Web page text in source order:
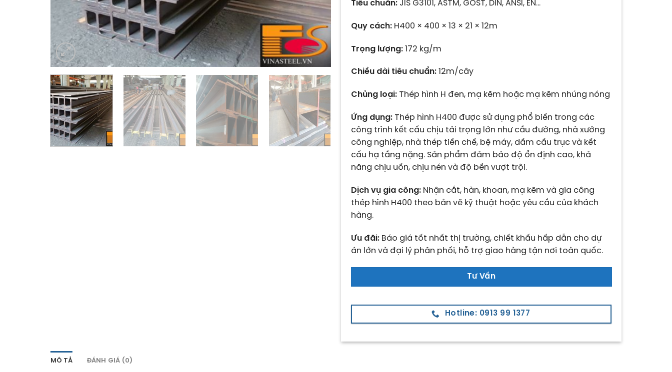
Tiêu chuẩn:JIS G3101, ASTM, GOST, DIN, ANSI, EN…
Quy cách:H400 × 400 × 13 × 21 × 12m
Trọng lượng:172 kg/m
Chiều dài tiêu chuẩn:12m/cây
Chủng loại:Thép hình H đen, mạ kẽm hoặc mạ kẽm nhúng nóng
Ứng dụng:Thép hình H400 được sử dụng phổ biến trong các
công trình kết cấu chịu tải trọng lớn như cầu đường, nhà xưởng
công nghiệp, nhà thép tiền chế, bệ máy, dầm cầu trục và kết
cấu hạ tầng nặng. Sản phẩm đảm bảo độ ổn định cao, khả
năng chịu uốn, chịu nén và độ bền vượt trội.
Dịch vụ gia công:Nhận cắt, hàn, khoan, mạ kẽm và gia công
thép hình H400 theo bản vẽ kỹ thuật hoặc yêu cầu của khách
hàng.
Ưu đãi:Báo giá tốt nhất thị trường, chiết khấu hấp dẫn cho dự
án lớn và đại lý phân phối, hỗ trợ giao hàng tận nơi toàn quốc.
Tư Vấn
Hotline: 0913 99 1377
MÔ TẢ ĐÁNH GIÁ (0)